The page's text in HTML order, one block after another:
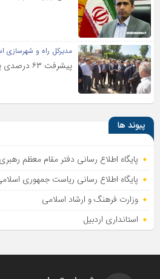
مدیرکل راه و شهرسازی
پیشرفت ۶۳ درصدی پروژه احداث کمربندی خلخال
پیوند ها
پایگاه اطلاع رسانی دفتر مقام معظم رهبری
پایگاه اطلاع‌ رسانی ریاست‌ جمهوری
وزارت فرهنگ و ارشاد اسلامی
استانداری اردبیل